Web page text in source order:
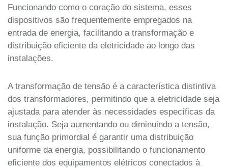
Funcionando como o coração do sistema, esses
dispositivos são frequentemente empregados na
entrada de energia, facilitando a transformação e
distribuição eficiente da eletricidade ao longo das
instalações.
A transformação de tensão é a característica distintiva
dos transformadores, permitindo que a eletricidade seja
ajustada para atender às necessidades específicas da
instalação. Seja aumentando ou diminuindo a tensão,
sua função primordial é garantir uma distribuição
uniforme da energia, possibilitando o funcionamento
eficiente dos equipamentos elétricos conectados à